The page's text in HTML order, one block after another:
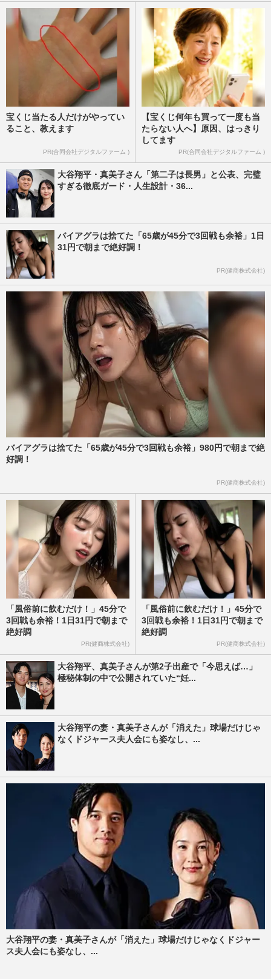
宝くじ当たる人だけがやってい
ること、教えます
PR(合同会社デジタルファーム )
【宝くじ何年も買って一度も当
たらない人へ】原因、はっきり
してます
PR(合同会社デジタルファーム )
大谷翔平・真美子さん「第二子は長男」と公表、完璧
すぎる徹底ガード・人生設計・36...
バイアグラは捨てた「65歳が45分で3回戦も余裕」1日
31円で朝まで絶好調！
PR(健商株式会社)
バイアグラは捨てた「65歳が45分で3回戦も余裕」980円で朝まで絶
好調！
PR(健商株式会社)
「風俗前に飲むだけ！」45分で
3回戦も余裕！1日31円で朝まで
絶好調
PR(健商株式会社)
「風俗前に飲むだけ！」45分で
3回戦も余裕！1日31円で朝まで
絶好調
PR(健商株式会社)
大谷翔平、真美子さんが第2子出産で「今思えば…」
極秘体制の中で公開されていた“妊...
大谷翔平の妻・真美子さんが「消えた」球場だけじゃ
なくドジャース夫人会にも姿なし、...
大谷翔平の妻・真美子さんが「消えた」球場だけじゃなくドジャー
ス夫人会にも姿なし、...